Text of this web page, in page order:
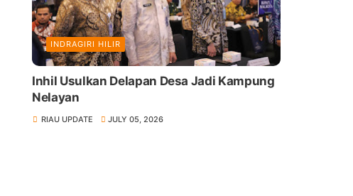
INDRAGIRI HILIR
Inhil Usulkan Delapan Desa Jadi Kampung
Nelayan
RIAU UPDATE JULY 05, 2026